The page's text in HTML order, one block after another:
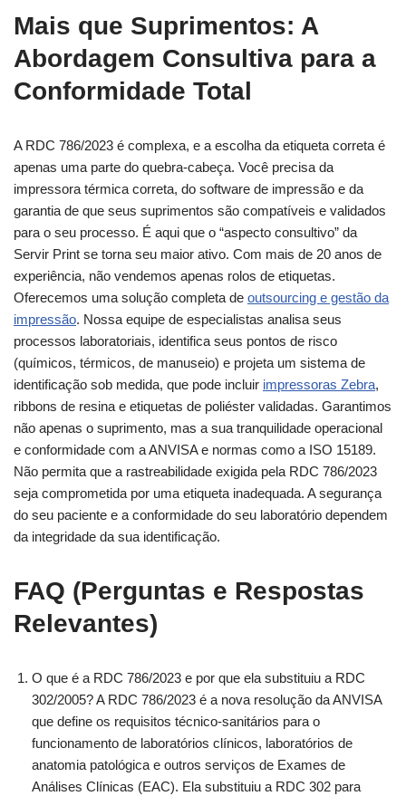
Mais que Suprimentos: A
Abordagem Consultiva para a
Conformidade Total
A RDC 786/2023 é complexa, e a escolha da etiqueta correta é
apenas uma parte do quebra-cabeça. Você precisa da
impressora térmica correta, do software de impressão e da
garantia de que seus suprimentos são compatíveis e validados
para o seu processo. É aqui que o “aspecto consultivo” da
Servir Print se torna seu maior ativo. Com mais de 20 anos de
experiência, não vendemos apenas rolos de etiquetas.
Oferecemos uma solução completa de outsourcing e gestão da
impressão. Nossa equipe de especialistas analisa seus
processos laboratoriais, identifica seus pontos de risco
(químicos, térmicos, de manuseio) e projeta um sistema de
identificação sob medida, que pode incluir impressoras Zebra,
ribbons de resina e etiquetas de poliéster validadas. Garantimos
não apenas o suprimento, mas a sua tranquilidade operacional
e conformidade com a ANVISA e normas como a ISO 15189.
Não permita que a rastreabilidade exigida pela RDC 786/2023
seja comprometida por uma etiqueta inadequada. A segurança
do seu paciente e a conformidade do seu laboratório dependem
da integridade da sua identificação.
FAQ (Perguntas e Respostas
Relevantes)
O que é a RDC 786/2023 e por que ela substituiu a RDC
302/2005? A RDC 786/2023 é a nova resolução da ANVISA
que define os requisitos técnico-sanitários para o
funcionamento de laboratórios clínicos, laboratórios de
anatomia patológica e outros serviços de Exames de
Análises Clínicas (EAC). Ela substituiu a RDC 302 para